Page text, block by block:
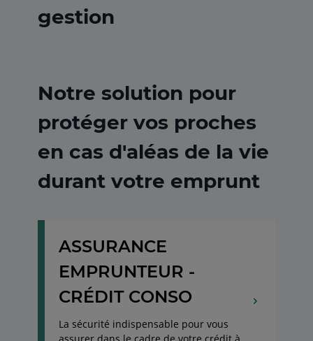
gestion
Notre solution pour
protéger vos proches
en cas d'aléas de la vie
durant votre emprunt
ASSURANCE
EMPRUNTEUR -
CRÉDIT CONSO
La sécurité indispensable pour vous